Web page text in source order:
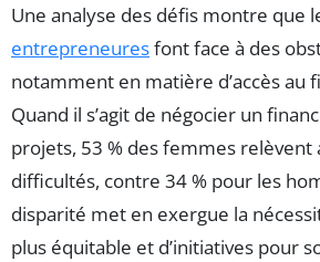
Une analyse des défis montre que
entrepreneuresfont face à des
notamment en matière d’accès au
Quand il s’agit de négocier un
projets, 53 % des femmes relèvent
difficultés, contre 34 % pour les
disparité met en exergue la
plus équitable et d’initiatives pour